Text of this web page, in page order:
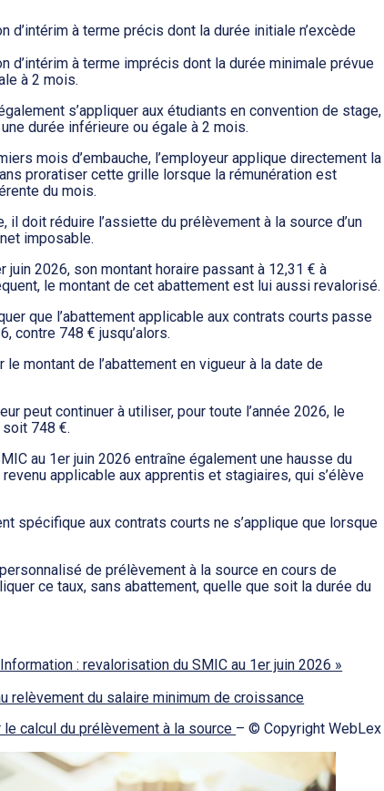
d’intérim à terme précis dont la durée initiale n’excède
d’intérim à terme imprécis dont la durée minimale prévue
à 2 mois.
s’appliquer aux étudiants en convention de stage,
durée inférieure ou égale à 2 mois.
mois d’embauche, l’employeur applique directement la
proratiser cette grille lorsque la rémunération est
du mois.
il doit réduire l’assiette du prélèvement à la source d’un
imposable.
juin 2026, son montant horaire passant à 12,31 € à
le montant de cet abattement est lui aussi revalorisé.
que l’abattement applicable aux contrats courts passe
contre 748 € jusqu’alors.
le montant de l’abattement en vigueur à la date de
peut continuer à utiliser, pour toute l’année 2026, le
soit 748 €.
au 1er juin 2026 entraîne également une hausse du
revenu applicable aux apprentis et stagiaires, qui s’élève
spécifique aux contrats courts ne s’applique que lorsque
de prélèvement à la source en cours de
ce taux, sans abattement, quelle que soit la durée du
: revalorisation du SMIC au 1er juin 2026 »
relèvement du salaire minimum de croissance
calcul du prélèvement à la source – © Copyright WebLex